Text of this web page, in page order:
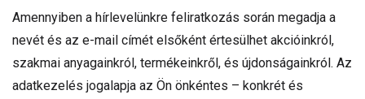
Amennyiben a hírlevelünkre feliratkozás során megadja a
nevét és az e-mail címét elsőként értesülhet akcióinkról,
szakmai anyagainkról, termékeinkről, és újdonságainkról. Az
adatkezelés jogalapja az Ön önkéntes – konkrét és